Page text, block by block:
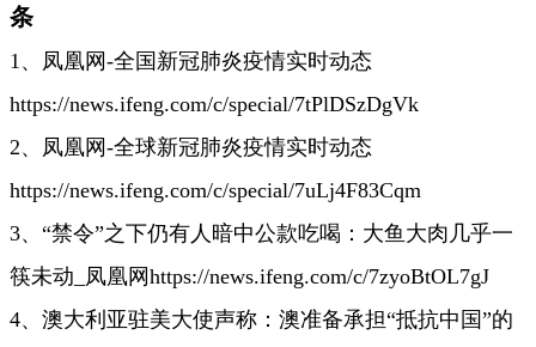
条
1、凤凰网-全国新冠肺炎疫情实时动态
https://news.ifeng.com/c/special/7tPlDSzDgVk
2、凤凰网-全球新冠肺炎疫情实时动态
https://news.ifeng.com/c/special/7uLj4F83Cqm
3、“禁令”之下仍有人暗中公款吃喝：大鱼大肉几乎一
筷未动_凤凰网 https://news.ifeng.com/c/7zyoBtOL7gJ
4、澳大利亚驻美大使声称：澳准备承担“抵抗中国”的